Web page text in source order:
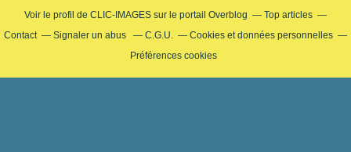
Voir le profil de CLIC-IMAGES sur le portail Overblog
Top articles
Contact
Signaler un abus C.G.U.
Cookies et données personnelles
Préférences cookies